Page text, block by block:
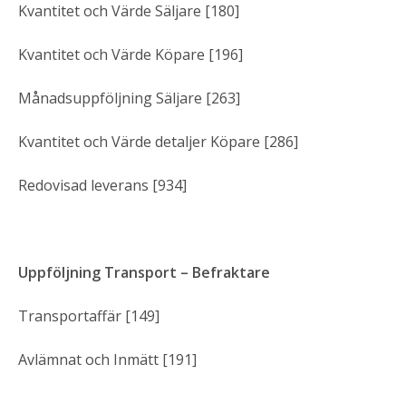
Kvantitet och Värde Säljare [180]
Kvantitet och Värde Köpare [196]
Månadsuppföljning Säljare [263]
Kvantitet och Värde detaljer Köpare [286]
Redovisad leverans [934]
Uppföljning Transport – Befraktare
Transportaffär [149]
Avlämnat och Inmätt [191]